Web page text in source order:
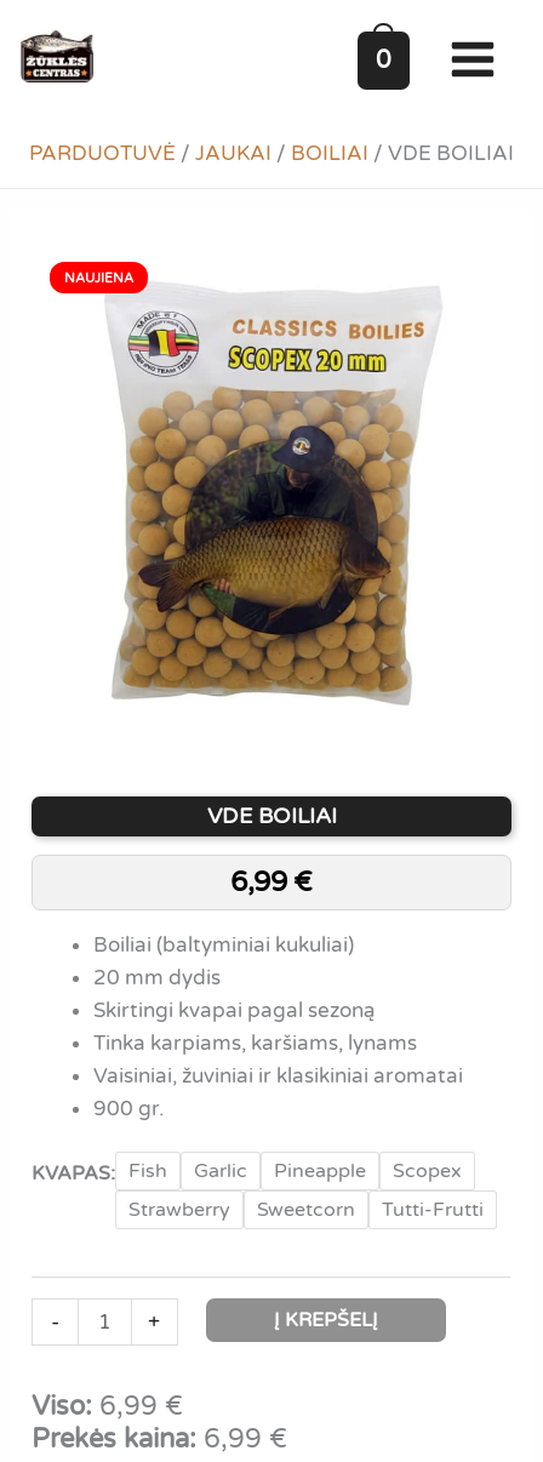
prie
turinio
0
PARDUOTUVĖ / JAUKAI / BOILIAI / VDE BOILIAI
NAUJIENA
VDE BOILIAI
6,99 €
Boiliai (baltyminiai kukuliai)
20 mm dydis
Skirtingi kvapai pagal sezoną
Tinka karpiams, karšiams, lynams
Vaisiniai, žuviniai ir klasikiniai aromatai
900 gr.
KVAPAS: Fish Garlic Pineapple
Scopex
Strawberry
Sweetcorn Tutti-Frutti
-
produkto
kiekis:
BOILIAI
+ Į KREPŠELĮ
Viso: 6,99 €
Prekės kaina: 6,99 €